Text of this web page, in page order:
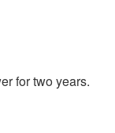
for two years.